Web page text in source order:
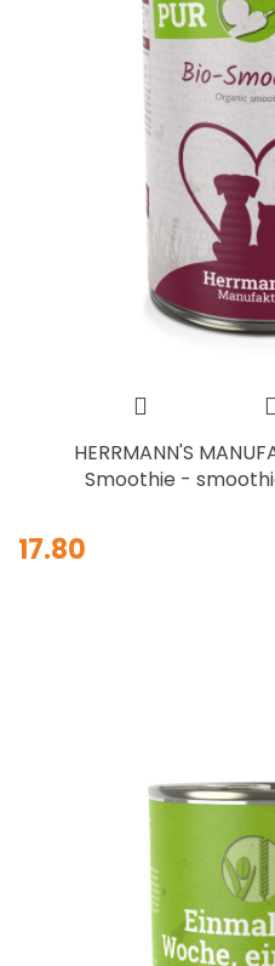
HERRMANN'S
Smoothie -
17.80